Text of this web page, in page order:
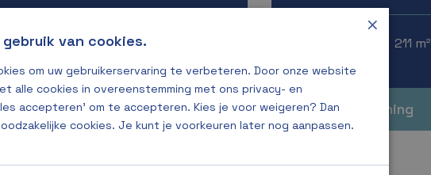
99 m² 132 m²
deze woning
211 m²
Bekijk deze woning
×
van cookies.
om uw gebruikerservaring te verbeteren. Door onze website
alle cookies in overeenstemming met ons privacy- en
accepteren' om te accepteren. Kies je voor weigeren? Dan
cookies. Je kunt je voorkeuren later nog aanpassen.